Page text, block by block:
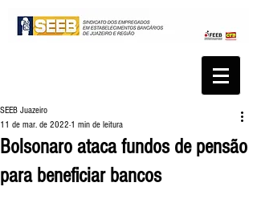
Bolsonaro ataca fundos de pensão
para beneficiar bancos
SEEB Juazeiro
11 de mar. de 2022 1 min de leitura